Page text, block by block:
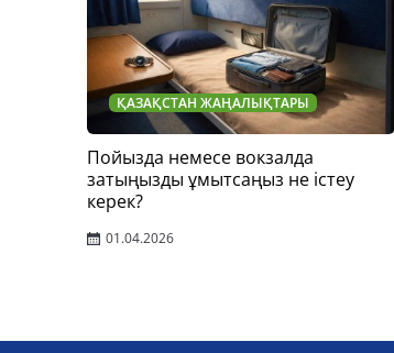
ҚАЗАҚСТАН ЖАҢАЛЫҚТАРЫ
Пойызда немесе вокзалда
затыңызды ұмытсаңыз не істеу
керек?
01.04.2026